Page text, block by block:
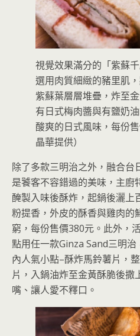
視覺效果滿分的「紫蘇
選用肉質細緻的豬里肌
紫蘇葉層層堆疊，炸至
有日式梅肉醬與有鹽奶
酸爽的日式風味，每份
晶華提供）
除了多款三明治之外，融合台
是饕客不容錯過的美味，主廚
醃製入味後酥炸，起鍋後灑
粉提香，外皮的酥香與雞肉的
窮，每份售價380元。此外，
點用任一款Ginza Sand三明
內人氣小點–酥炸馬鈴薯片，
片，入鍋油炸至金黃酥脆後撒
嘴、讓人愛不釋口。